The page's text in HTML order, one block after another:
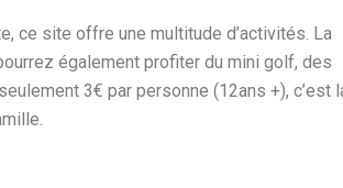
ce site offre une multitude d’activités. La
également profiter du mini golf, des
3€ par personne (12ans +), c’est